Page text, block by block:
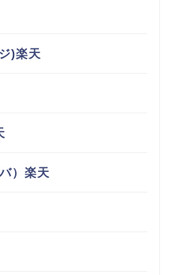
)楽天
）楽天